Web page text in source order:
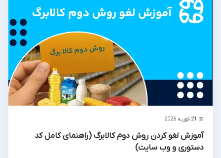
📅 21 فوریه 2026
آموزش لغو کردن روش دوم کالابرگ (راهنمای کامل کد
دستوری و وب سایت)